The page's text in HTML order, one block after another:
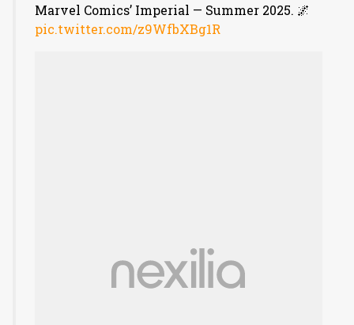
Marvel Comics’ Imperial — Summer 2025. 🌌
pic.twitter.com/z9WfbXBg1R